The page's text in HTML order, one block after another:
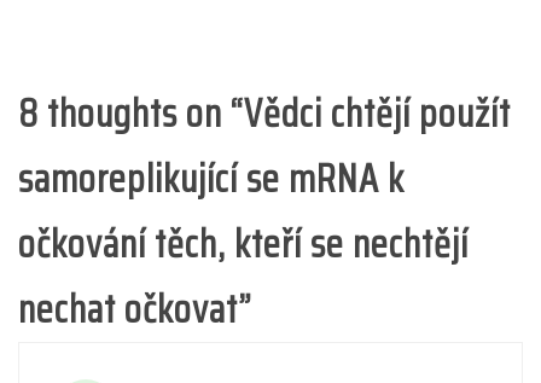
8 thoughts on “Vědci chtějí použít
samoreplikující se mRNA k
očkování těch, kteří se nechtějí
nechat očkovat”